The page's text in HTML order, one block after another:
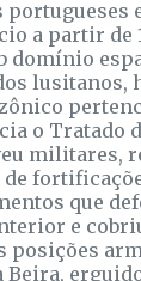
portugueses
a partir de
domínio
lusitanos,
o Tratado
militares,
que
e
Beira,